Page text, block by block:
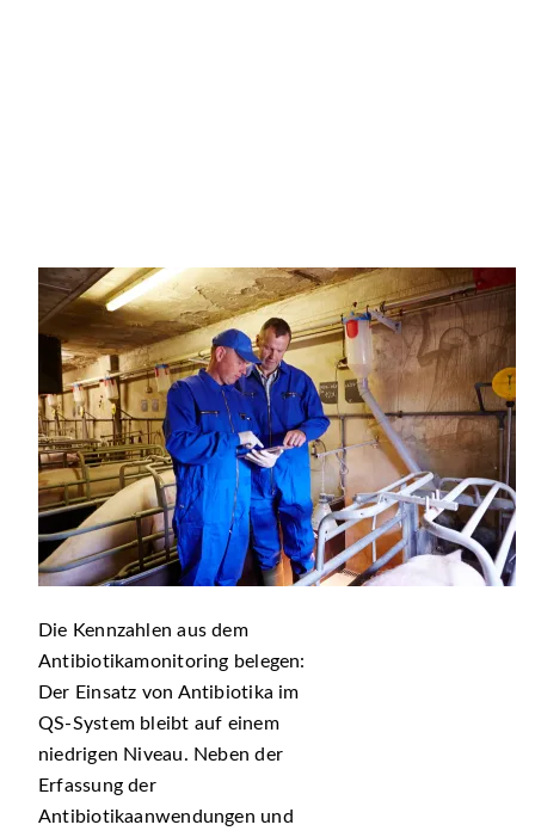
Die Kennzahlen aus dem
Antibiotikamonitoring belegen:
Der Einsatz von Antibiotika im
QS-System bleibt auf einem
niedrigen Niveau. Neben der
Erfassung der
Antibiotikaanwendungen und